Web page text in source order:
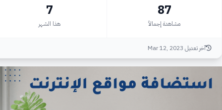
87
مشاهدة إجمالاً
7
هذا الشهر
آخر تعديل Mar 12, 2023